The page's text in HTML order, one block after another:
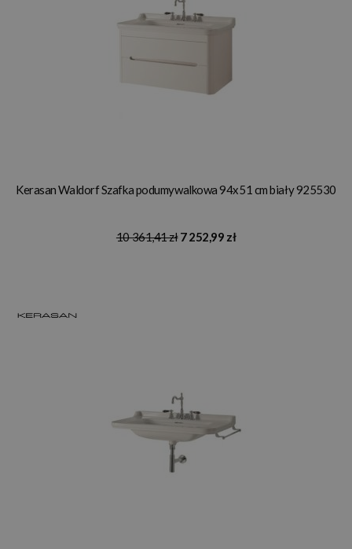
Kerasan Waldorf Szafka podumywalkowa 94x51 cm biały 925530
10 361,41 zł7 252,99 zł